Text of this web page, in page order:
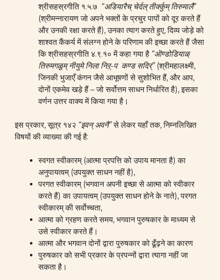
श्रीसहस्रगीति १.५.७ “अडियारैच्‌ चेर्दल्‌ तीर्क्कुम्‌ तिरुमालै”
(श्रीमन्नारायण जो अपने भक्तों के प्रचुर पापों को दूर करते हैं
और उनकी रक्षा करते हैं), उनका त्याग करते हुए, दिव्य जोड़े को
शाश्वत कैंकर्य में संलग्न होने के परिणाम की इच्छा करते हैं जैसा
कि श्रीसहस्रगीति ४.९.१० में कहा गया है “ऒण्डोडियाळ्‌
तिरुमगळुम्‌ नीयुमे निला निऱ्-प कण्ड सदिर्‌” (श्रीमहालक्ष्मी,
जिनकी भुजाएँ कंगन जैसे आभूषणों से सुशोभित हैं, और आप,
दोनों एकमेव खड़े हैं – जो सर्वोत्तम साधन निर्धारित है), इसका
वर्णन उत्तर वाक्य में किया गया है।
इस प्रकार, सूत्र १४२ “इवन्‌ अवनै‌”से लेकर यहाँ तक, निम्नलिखित
विषयों की व्याख्या की गई है:
स्वगत स्वीकारम् (आत्मा प्रपत्ति को उपाय मानता है) का
अनुपायत्वम् (उपयुक्त साधन नहीं है),
परगत स्वीकारम् (भगवान अपनी इच्छा से आत्मा को स्वीकार
करते हैं) का उपायत्वम् (उपयुक्त साधन होने के नाते), परगत
स्वीकारम् की सर्वोच्चता,
आत्मा को ग्रहण करते समय, भगवान पुरुषकार के माध्यम से
उसे स्वीकार करते हैं।
आत्मा और भगवान दोनों द्वारा पुरुषकार को ढूँढ़ने का कारण
पुरुषकार को सभी प्रकार के प्रपन्नों द्वारा त्यागा नहीं जा
सकता है।